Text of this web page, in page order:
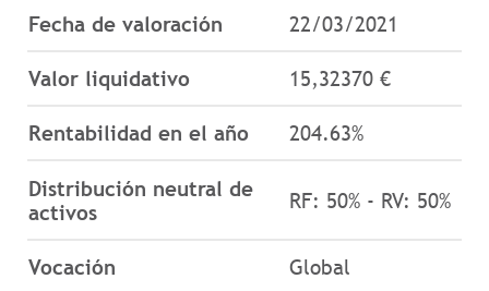
Fecha de valoración 22/03/2021
Valor liquidativo 15,32370 €
Rentabilidad en el año 204.63%
Distribución neutral de
activos
RF: 50% - RV: 50%
Vocación Global